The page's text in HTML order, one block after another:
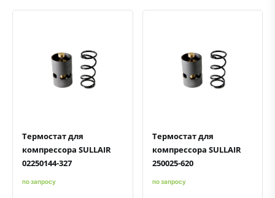
Быстрый просмотрДобавить к сравнению
Добавить в избранное
Термостат для
компрессора SULLAIR
02250144-327
по запросу
Быстрый просмотрДобавить к сравнению
Добавить в избранное
Термостат для
компрессора SULLAIR
250025-620
по запросу